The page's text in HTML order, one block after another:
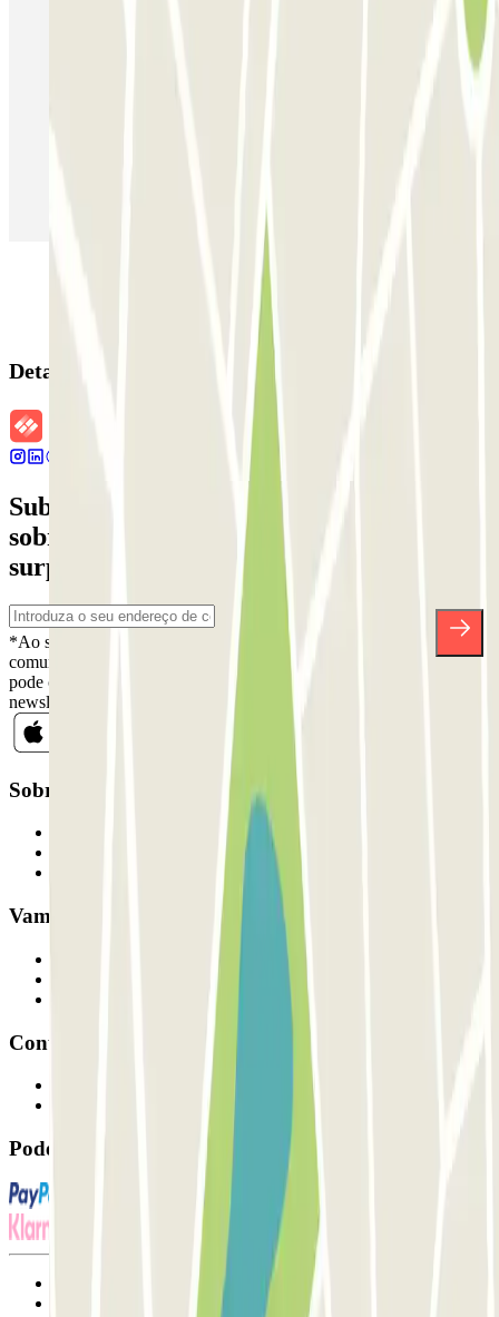
Detalhes da reserva
Subscreva a nossa newsletter e saiba mais
sobre descontos, sorteios e muitas outras
surpresas.
*Ao subscrever, aceita a nossa Política de Privacidade para receber
comunicações comerciais da Parclick. Sem qualquer obrigação,
pode cancelar a sua subscrição sempre que quiser na mesma
newsletter.
Sobre a Parclick
Os nossos parques de estacionamento
Vamos colaborar?
Fornecedor de estacionamento
Contacto
Pode utilizar estes métodos de pagamento:
Termos de utilização e contratação
Condições de cancelamento